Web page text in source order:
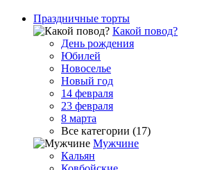
Праздничные торты
Какой повод?
День рождения
Юбилей
Новоселье
Новый год
14 февраля
23 февраля
8 марта
Все категории (17)
Мужчине
Кальян